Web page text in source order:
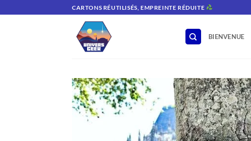
au
CARTONS RÉUTILISÉS, EMPREINTE RÉDUITE
BIENVENUE